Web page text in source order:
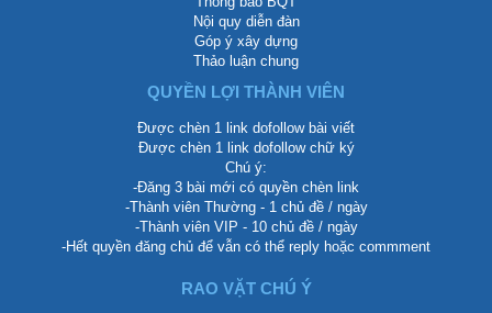
Nội quy diễn đàn
Góp ý xây dựng
Thảo luận chung
QUYỀN LỢI THÀNH VIÊN
Được chèn 1 link dofollow bài viết
Được chèn 1 link dofollow chữ ký
Chú ý:
-Đăng 3 bài mới có quyền chèn link
-Thành viên Thường - 1 chủ đề / ngày
-Thành viên VIP - 10 chủ đề / ngày
-Hết quyền đăng chủ để vẫn có thể reply hoặc commment
RAO VẶT CHÚ Ý